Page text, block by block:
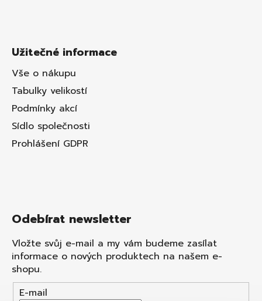
Užitečné informace
Vše o nákupu
Tabulky velikostí
Podmínky akcí
Sídlo společnosti
Prohlášení GDPR
Odebírat newsletter
Vložte svůj e-mail a my vám budeme zasílat
informace o nových produktech na našem e-
shopu.
E-mail